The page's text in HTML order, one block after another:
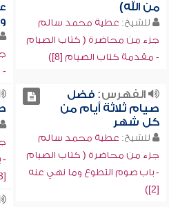
من الله)
للشيخ: عطية محمد سالم
جزء من محاضرة ( كتاب الصيام
- مقدمة كتاب الصيام [8])
-
الفهرس:فضل
صيام ثلاثة أيام من
كل شهر
للشيخ: عطية محمد سالم
جزء من محاضرة ( كتاب الصيام
- باب صوم التطوع وما نهي عنه
[2])
-
[3])